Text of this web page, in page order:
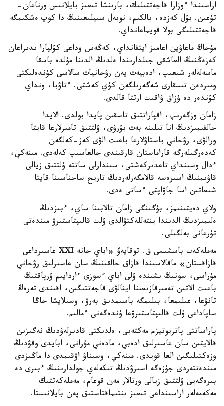
اراسىندا ءوزارا قاجەتتىلىك، بارىنشا تىعىز بايلانىس ورناعان-
تۇعىن. بۇل كەزدە، بالكىم، نوبەل سىيلىعىنىڭ دا كوپ ەشكىمگە
قاجەتتىلىگى بولا قويماعانداي.
مۇحاڭ ماعاۋين اعامىز ايتقانداي، كەڭەس وداعى كۇلپارا ىدىراعان
كەزەڭنىڭ العاشقى جىلدارىندا ەلدىڭ الدىنا مۇلدە باسقا
ماسەلەلەر شىعىپ، ادەبيەت پەن رۋحانيات سالاسى كۇندەلىكتى
ومىردەن تىسقارى شەگەرىلگەن كۇي كەشتى. ءتاۋبا، ونداي
كۇندەر دە ۇزاق ۋاقىت ارتتا قالدى.
زامان وزگەرىپ، اقپاراتتىق تاسقىن پايدا بولدى. الايدا
حالقىمىزدىڭ انا تىلىنە بەت بۇرۋى، ۇلتتىق تامىرلارعا قايتا
ورالۋى، رۋحاني باستاۋلارعا باعىت الۋى كەز-كەلگەن
كەدەرگىلەرگە قاراماستان قارقىندى جالعاسىپ كەلەدى. مىنەكي،
ءدال وسىنداي تاعدىركەشتى، سىندارلى ساتتە ۇلتتىق زيالى
قاۋىمنىڭ اسىرەسە قالامگەرلەردىڭ تاريح ساحناسىنا قايتا
شىعاتىن اسا جاۋاپتى ءساتى ەدى.
ولاي دەيتىنىمز، بۇگىنگى زامان تالابىنا ساي، ءبىزدىڭ
ەلىمىزدىڭ الدىندا ينتەللەكتۋالدى ۇلت قالىپتاستىرۋ مىندەتى
تۇرعانى بەلگىلى.
مەملەكەت باسشىسى ق. توقايەۆ «اباي جانە XXI عاسىرداعى
قازاقستان» ماقالاسىندا قازاق حالقىنىڭ سان عاسىرلىق رۋحاني
مۇراسى، سونىڭ ىشىندە ۇلى اباي ءسوزى ءاردايىم ۇرپاقتىڭ
باعىت الاتىن تەمىرقازىعىنا اينالۋى قاجەتتىگىن، اقىندى تەرەڭ
تانۋعا، عىلىمعا، بىلىمگە باسىمدىق بەرۋ، وسىلايشا جاڭا
ساپاداعى ۇلت قالىپتاستىرۋعا ۇندەگەنى ءمالىم.
پاراساتتى پاتريوتيزم مەكتەبى، ەلدىكتى قادىرلەۋدىڭ نەگىزىن
قالايتىن سان عاسىرلىق ادەبي، مادەني مۇرانى، ابايدى وقۋدىڭ
وزەكتىلىگىن العا قويدى. مىنەكي، وسىناۋ اۋقىمدى دا ماڭىزدى
مىندەتتەردى جۇزەگە اسىرۋدىڭ تىكەلەي جولدارىنىڭ ءبىرى دە
بىرەگەيى ۇلتتىق زيالى ورتالار مەن قوعام، مەملەكەتتىك
مەكەمەلەر اراسىنداعى تىعىز ىنتىماقتاستىق پەن بايلانىستا.